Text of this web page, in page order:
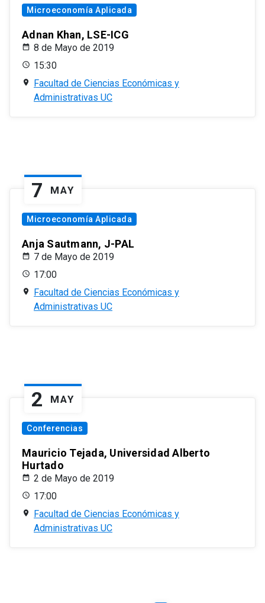
Microeconomía Aplicada
Adnan Khan, LSE-ICG
8 de Mayo de 2019
15:30
Facultad de Ciencias Económicas y
Administrativas UC
7 MAY
Microeconomía Aplicada
Anja Sautmann, J-PAL
7 de Mayo de 2019
17:00
Facultad de Ciencias Económicas y
Administrativas UC
2 MAY
Conferencias
Mauricio Tejada, Universidad Alberto
Hurtado
2 de Mayo de 2019
17:00
Facultad de Ciencias Económicas y
Administrativas UC